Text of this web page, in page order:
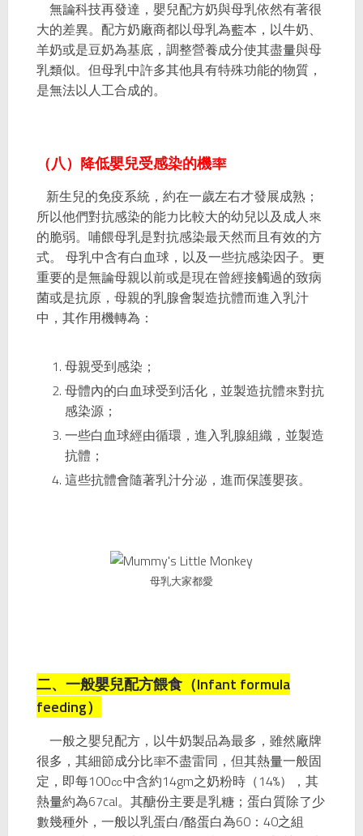
無論科技再發達，嬰兒配方奶與母乳依然有著很
大的差異。配方奶廠商都以母乳為藍本，以牛奶、
羊奶或是豆奶為基底，調整營養成分使其盡量與母
乳類似。但母乳中許多其他具有特殊功能的物質，
是無法以人工合成的。
（八）降低嬰兒受感染的機率
新生兒的免疫系統，約在一歲左右才發展成熟；
所以他們對抗感染的能力比較大的幼兒以及成人來
的脆弱。哺餵母乳是對抗感染最天然而且有效的方
式。 母乳中含有白血球，以及一些抗感染因子。更
重要的是無論母親以前或是現在曾經接觸過的致病
菌或是抗原，母親的乳腺會製造抗體而進入乳汁
中，其作用機轉為：
母親受到感染；
母體內的白血球受到活化，並製造抗體來對抗
感染源；
一些白血球經由循環，進入乳腺組織，並製造
抗體；
這些抗體會隨著乳汁分泌，進而保護嬰孩。
母乳大家都愛
二、一般嬰兒配方餵食（Infant formula
feeding）
一般之嬰兒配方，以牛奶製品為最多，雖然廠牌
很多，其細節成分比率不盡雷同，但其熱量一般固
定，即每100㏄中含約14gm之奶粉時（14%），其
熱量約為67cal。其醣份主要是乳糖；蛋白質除了少
數幾種外，一般以乳蛋白/酪蛋白為60：40之組